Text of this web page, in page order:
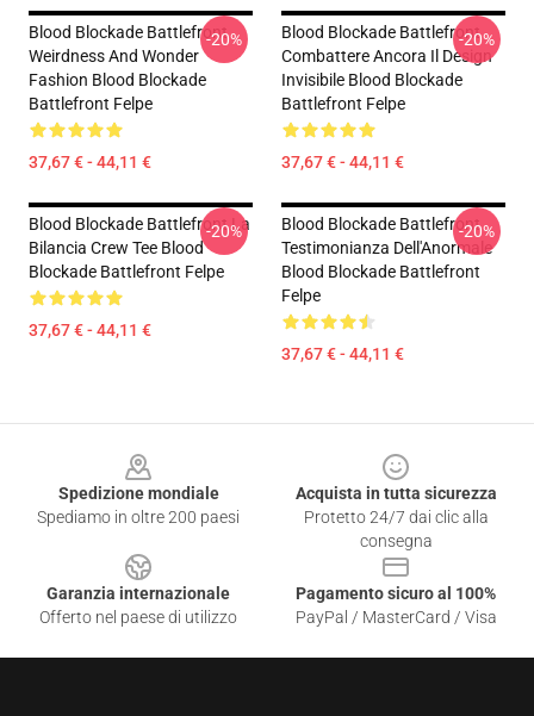
Blood Blockade Battlefront
Weirdness And Wonder
Fashion Blood Blockade
Battlefront Felpe
37,67 € - 44,11 €
-20%
Blood Blockade Battlefront
Combattere Ancora Il Design
Invisibile Blood Blockade
Battlefront Felpe
37,67 € - 44,11 €
-20%
Blood Blockade Battlefront La
Bilancia Crew Tee Blood
Blockade Battlefront Felpe
37,67 € - 44,11 €
-20%
Blood Blockade Battlefront
Testimonianza Dell'Anormale
Blood Blockade Battlefront
Felpe
37,67 € - 44,11 €
-20%
Spedizione mondiale
Spediamo in oltre 200 paesi
Acquista in tutta sicurezza
Protetto 24/7 dai clic alla
consegna
Garanzia internazionale
Offerto nel paese di utilizzo
Pagamento sicuro al 100%
PayPal / MasterCard / Visa